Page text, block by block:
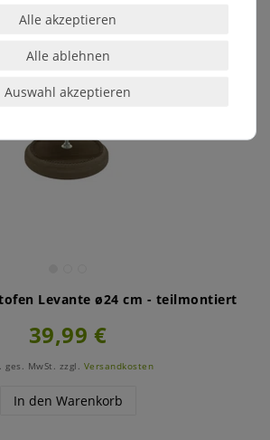
Levante ø24 cm - teilmontiert
39,99 €
ges. MwSt. zzgl. Versandkosten
In den Warenkorb
Alle akzeptieren
Alle ablehnen
Auswahl akzeptieren